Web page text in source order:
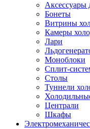
Аксессуары
Бонеты
Витрины
Камеры
Лари
Моноблоки
Сплит-
Столы
Туннели
Централи
Шкафы